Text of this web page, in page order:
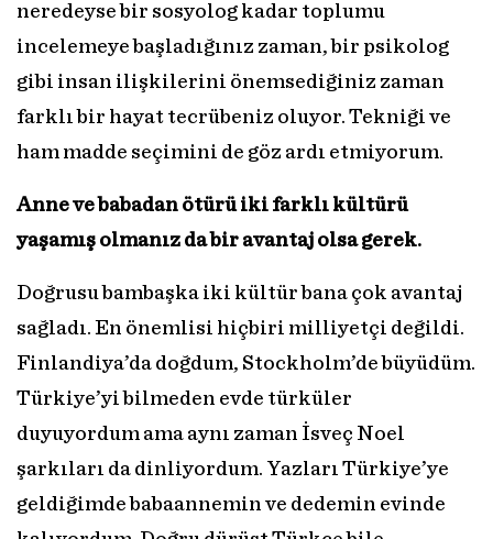
neredeyse bir sosyolog kadar toplumu
incelemeye başladığınız zaman, bir psikolog
gibi insan ilişkilerini önemsediğiniz zaman
farklı bir hayat tecrübeniz oluyor. Tekniği ve
ham madde seçimini de göz ardı etmiyorum.
Anne ve babadan ötürü iki farklı kültürü
yaşamış olmanız da bir avantaj olsa gerek.
Doğrusu bambaşka iki kültür bana çok avantaj
sağladı. En önemlisi hiçbiri milliyetçi değildi.
Finlandiya’da doğdum, Stockholm’de büyüdüm.
Türkiye’yi bilmeden evde türküler
duyuyordum ama aynı zaman İsveç Noel
şarkıları da dinliyordum. Yazları Türkiye’ye
geldiğimde babaannemin ve dedemin evinde